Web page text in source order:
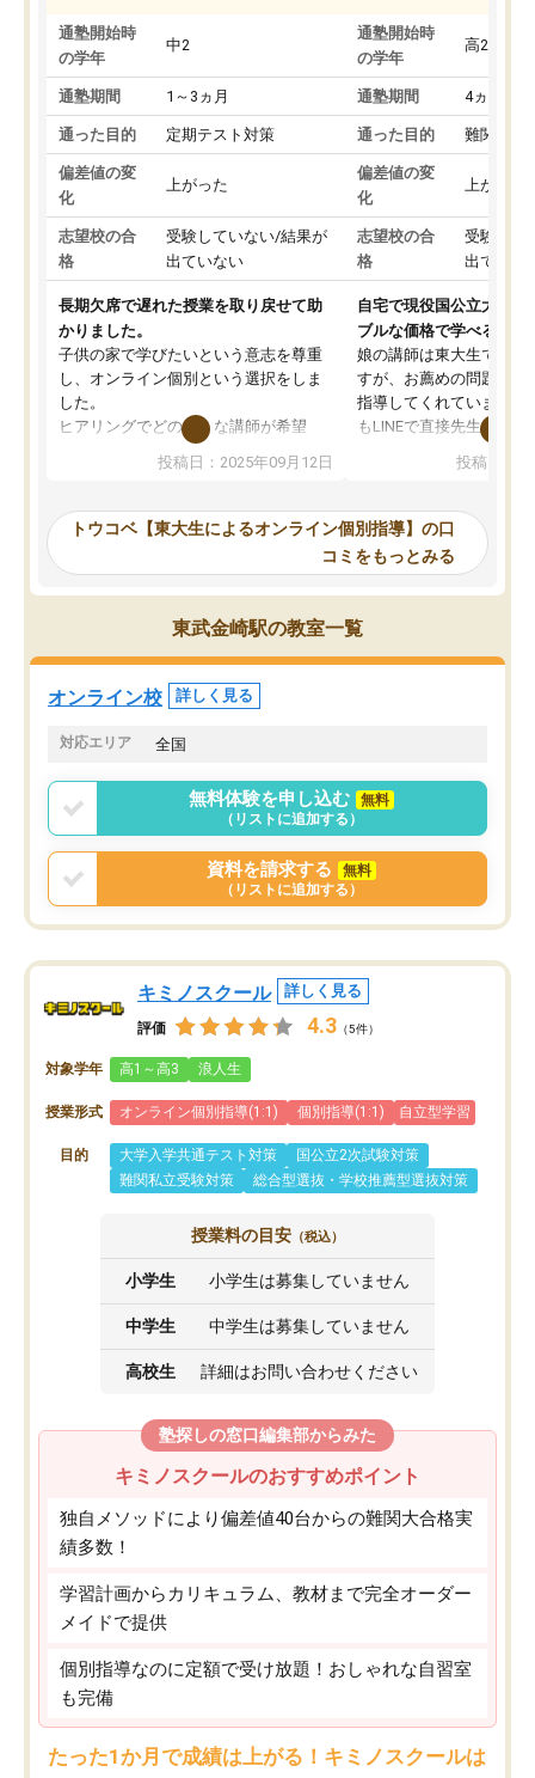
通塾開始時
の学年
中2
通塾期間 1～3ヵ月
通った目的 定期テスト対策
偏差値の変
化
上がった
志望校の合
格
受験していない/結果が
出ていない
長期欠席で遅れた授業を取り戻せて助
かりました。
子供の家で学びたいという意志を尊重
し、オンライン個別という選択をしま
した。
ヒアリングでどのような講師が希望
か、オプションは付帯するかなど選ぶ
事が出来ました。
ーティングを行い、その講師で良いか
見てから講師を決定する事ができま
す。
うちの子は、初回面談の講師の方で決
オンラインツールを使用した単語帳の
共有があり宿題もそちらで出される形
でした。
言う事で講師変更の申し出があり、あ
まりに短期での変更だった為、塾に通
う事にして退会しました。遅れも取り
戻せ、授業内容や講師の方は良かった
と思います。
投稿日：2025年09月12日
通塾開始時
の学年
高2
通塾期間 4ヵ月～1
通った目的 難関私立
偏差値の変
化
上がった
志望校の合
格
受験して
出ていな
自宅で現役国公立大学生
ブルな価格で学べる
娘の講師は東大生では無
すが、お薦めの問題集や
指導してくれています。
もLINEで直接先生に質問
めれるので、個人に合
いなのがあり(有料)、受
ことをどんなスケジュー
くか相談したのですが、
ち期待したものではなく
内容でした。それでも明
やる気も出ましたし、苦
くなってきたようなので
投稿日：
トウコベ【東大生によるオンライン個別指導】の口
コミをもっとみる
東武金崎駅の教室一覧
オンライン校 詳しく見る
対応エリア 全国
無料体験を申し込む
無料
（リストに追加する）
資料を請求する
無料
（リストに追加する）
キミノスクール 詳しく見る
評価 4.3 （5件）
対象学年 高1～高3 浪人生
授業形式 オンライン個別指導(1:1) 個別指導(1:1) 自立型学習
目的 大学入学共通テスト対策
国公立2次試験対策
難関私立受験対策
総合型選抜・学校推薦型選抜対策
授業料の目安 （税込）
小学生 小学生は募集していません
中学生 中学生は募集していません
高校生 詳細はお問い合わせください
塾探しの窓口編集部からみた
キミノスクールのおすすめポイント
独自メソッドにより偏差値40台からの難関大合格実
績多数！
学習計画からカリキュラム、教材まで完全オーダー
メイドで提供
個別指導なのに定額で受け放題！おしゃれな自習室
も完備
たった1か月で成績は上がる！キミノスクールは